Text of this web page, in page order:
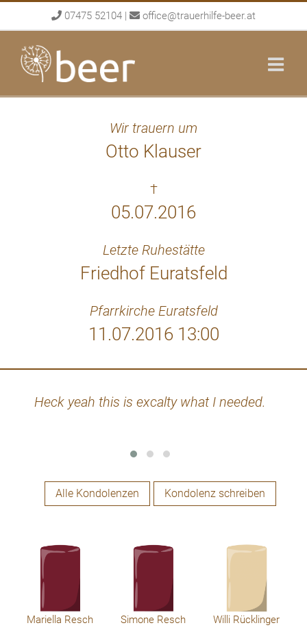
to
content
07475 52104 | office@trauerhilfe-beer.at
Wir trauern um
Otto Klauser
†
05.07.2016
Letzte Ruhestätte
Friedhof Euratsfeld
Pfarrkirche Euratsfeld
11.07.2016 13:00
Heck yeah this is excalty what I needed.
Alle Kondolenzen Kondolenz schreiben
Mariella Resch Simone Resch Willi Rücklinger